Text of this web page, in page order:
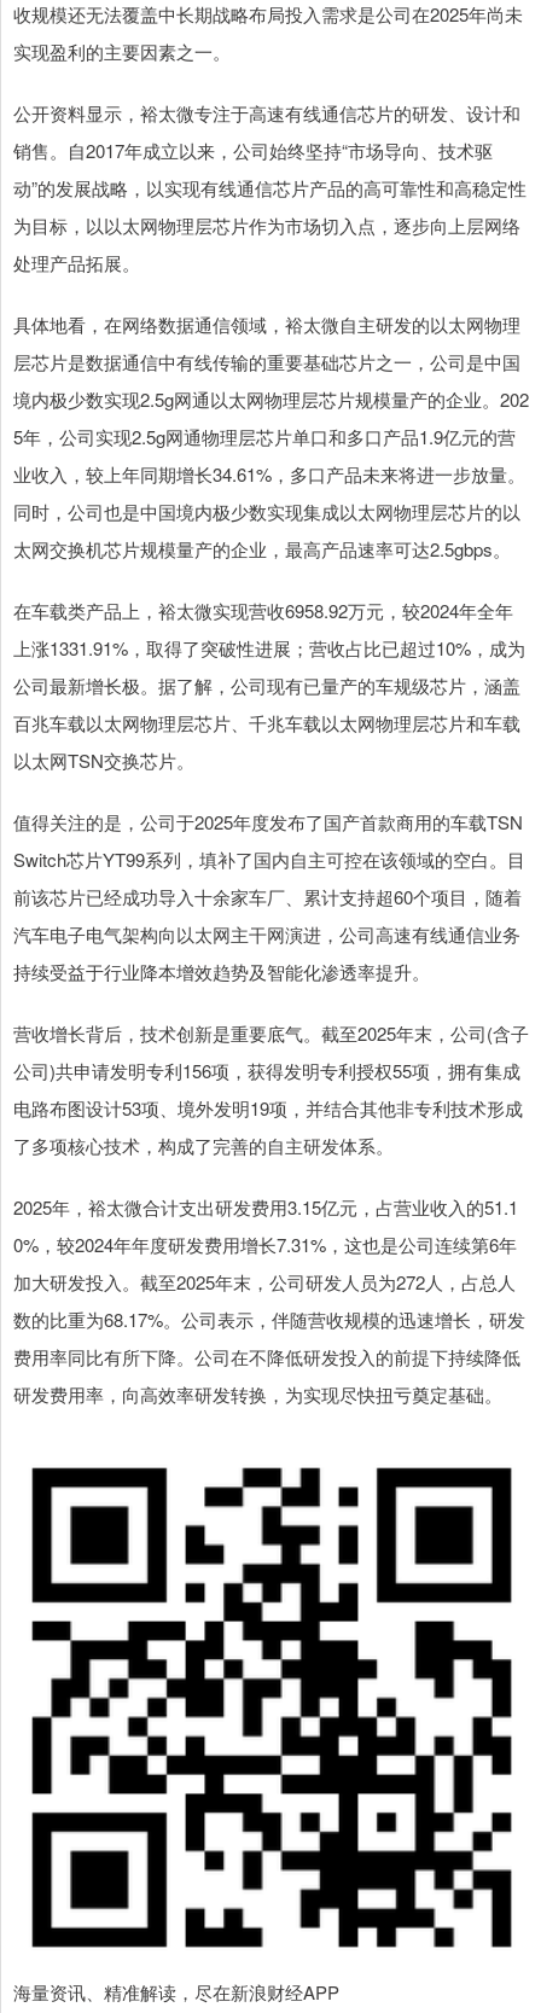
收规模还无法覆盖中长期战略布局投入需求是公司在2025年尚未
实现盈利的主要因素之一。
公开资料显示，裕太微专注于高速有线通信芯片的研发、设计和
销售。自2017年成立以来，公司始终坚持“市场导向、技术驱
动”的发展战略，以实现有线通信芯片产品的高可靠性和高稳定性
为目标，以以太网物理层芯片作为市场切入点，逐步向上层网络
处理产品拓展。
具体地看，在网络数据通信领域，裕太微自主研发的以太网物理
层芯片是数据通信中有线传输的重要基础芯片之一，公司是中国
境内极少数实现2.5g网通以太网物理层芯片规模量产的企业。202
5年，公司实现2.5g网通物理层芯片单口和多口产品1.9亿元的营
业收入，较上年同期增长34.61%，多口产品未来将进一步放量。
同时，公司也是中国境内极少数实现集成以太网物理层芯片的以
太网交换机芯片规模量产的企业，最高产品速率可达2.5gbps。
在车载类产品上，裕太微实现营收6958.92万元，较2024年全年
上涨1331.91%，取得了突破性进展；营收占比已超过10%，成为
公司最新增长极。据了解，公司现有已量产的车规级芯片，涵盖
百兆车载以太网物理层芯片、千兆车载以太网物理层芯片和车载
以太网TSN交换芯片。
值得关注的是，公司于2025年度发布了国产首款商用的车载TSN
Switch芯片YT99系列，填补了国内自主可控在该领域的空白。目
前该芯片已经成功导入十余家车厂、累计支持超60个项目，随着
汽车电子电气架构向以太网主干网演进，公司高速有线通信业务
持续受益于行业降本增效趋势及智能化渗透率提升。
营收增长背后，技术创新是重要底气。截至2025年末，公司(含子
公司)共申请发明专利156项，获得发明专利授权55项，拥有集成
电路布图设计53项、境外发明19项，并结合其他非专利技术形成
了多项核心技术，构成了完善的自主研发体系。
2025年，裕太微合计支出研发费用3.15亿元，占营业收入的51.1
0%，较2024年年度研发费用增长7.31%，这也是公司连续第6年
加大研发投入。截至2025年末，公司研发人员为272人，占总人
数的比重为68.17%。公司表示，伴随营收规模的迅速增长，研发
费用率同比有所下降。公司在不降低研发投入的前提下持续降低
研发费用率，向高效率研发转换，为实现尽快扭亏奠定基础。
海量资讯、精准解读，尽在新浪财经APP